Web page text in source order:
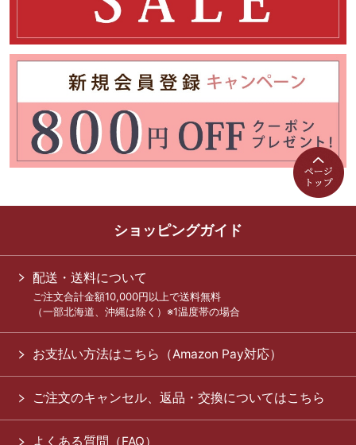
ショッピングガイド
配送・送料について
ご注文合計金額10,000円以上で送料無料
（一部北海道、沖縄は除く）※1温度帯の場合
お支払い方法はこちら（Amazon Pay対応）
ご注文のキャンセル、返品・交換についてはこちら
よくある質問（FAQ）